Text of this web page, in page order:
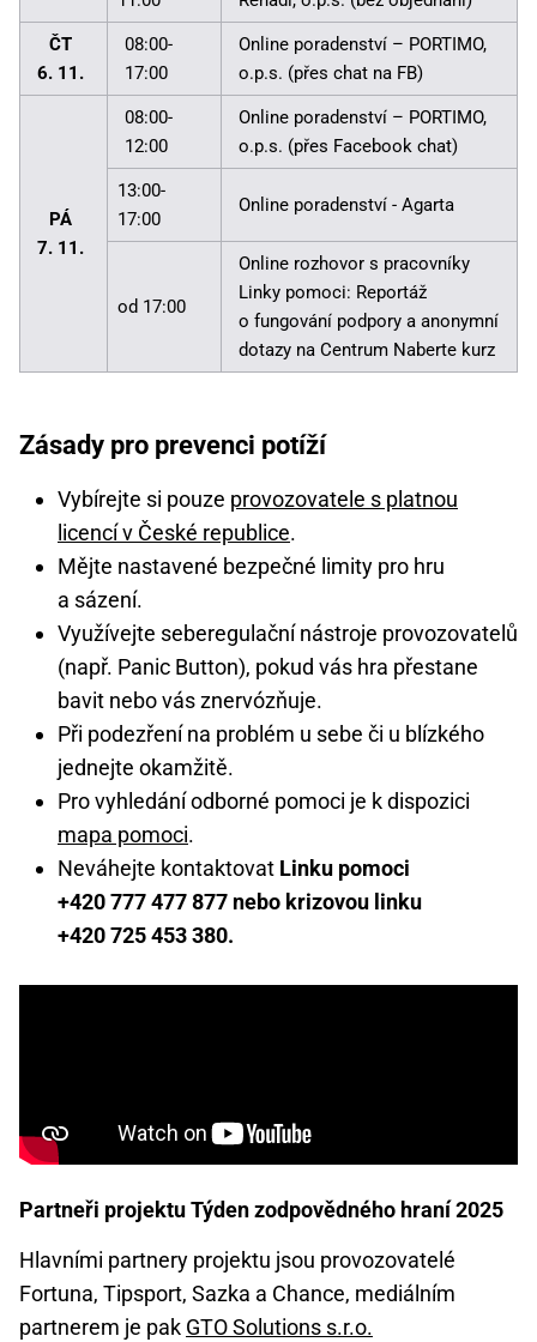
ČT
6. 11.
08:00-
17:00
Online poradenství – PORTIMO,
o.p.s. (přes chat na FB)
PÁ
7. 11.
08:00-
12:00
Online poradenství – PORTIMO,
o.p.s. (přes Facebook chat)
13:00-
17:00
Online poradenství - Agarta
od 17:00
Online rozhovor s pracovníky
Linky pomoci: Reportáž
o fungování podpory a anonymní
dotazy na Centrum Naberte kurz
Zásady pro prevenci potíží
Vybírejte si pouze provozovatele s platnou
licencí v České republice.
Mějte nastavené bezpečné limity pro hru
a sázení.
Využívejte seberegulační nástroje provozovatelů
(např. Panic Button), pokud vás hra přestane
bavit nebo vás znervózňuje.
Při podezření na problém u sebe či u blízkého
jednejte okamžitě.
Pro vyhledání odborné pomoci je k dispozici
mapa pomoci.
Neváhejte kontaktovat Linku pomoci
+420 777 477 877 nebo krizovou linku
+420 725 453 380.
Partneři projektu Týden zodpovědného hraní 2025
Hlavními partnery projektu jsou provozovatelé
Fortuna, Tipsport, Sazka a Chance, mediálním
partnerem je pak GTO Solutions s.r.o.